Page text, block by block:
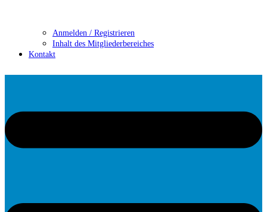
Anmelden / Registrieren
Inhalt des Mitgliederbereiches
Kontakt